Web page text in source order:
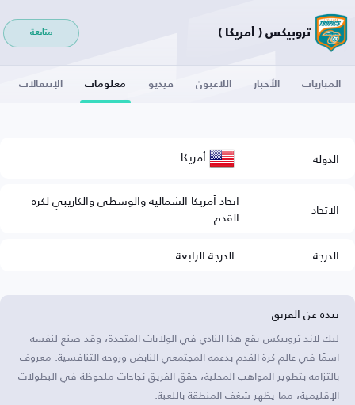
تروبيكس ( أمريكا ) متابعة
المباريات الأخبار اللاعبون فيديو معلومات الإنتقالات
الدولة أمريكا
الاتحاد اتحاد أمريكا الشمالية والوسطى والكاريبي لكرة
القدم
الدرجة
الدرجة الرابعة
نبذة عن الفريق
ليك لاند تروبيكس يقع هذا النادي في الولايات المتحدة، وقد صنع لنفسه
اسمًا في عالم كرة القدم بدعمه المجتمعي النابض وروحه التنافسية. معروف
بالتزامه بتطوير المواهب المحلية، حقق الفريق نجاحات ملحوظة في البطولات
الإقليمية، مما يظهر شغف المنطقة باللعبة.